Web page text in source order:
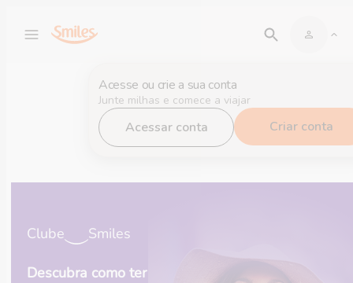
Acesse ou crie a sua conta
Junte milhas e comece a viajar
Acessar conta Criar conta
Clube Smiles
Descubra como ter